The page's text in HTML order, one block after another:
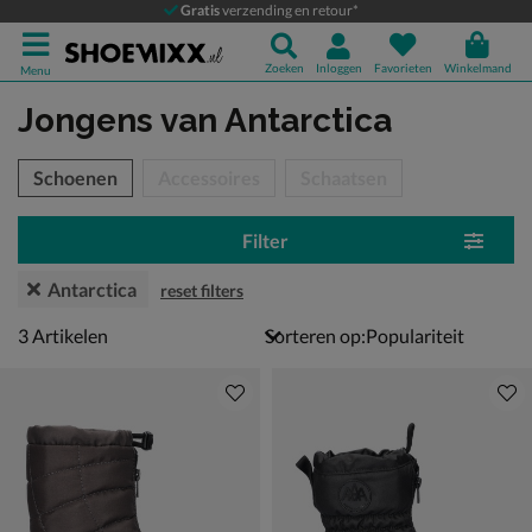
Gratisverzending en retour*
Menu Zoeken Inloggen Favorieten Winkelmand
Jongens van Antarctica
over
Schoenen
Filter
Antarctica reset filters
3 artikelen
3Artikelen Sorteren op: